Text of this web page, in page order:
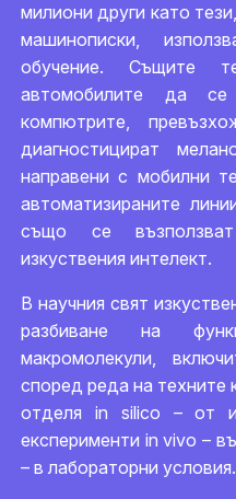
милиони други като
машинописки,
обучение. Същите
автомобилите да
компютрите,
диагностицират
направени с мобилни
автоматизираните
също се
изкуствения интелект.
В научния свят
разбиване на
макромолекули,
според реда на техните
отделя in silico – от
експерименти in vivo –
– в лабораторни условия.